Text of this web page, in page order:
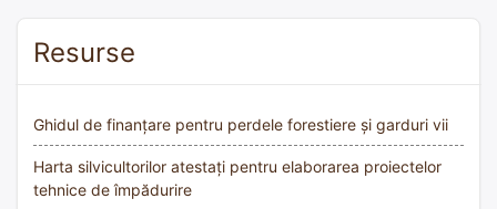
Resurse
Ghidul de finanțare pentru perdele forestiere și garduri vii
Harta silvicultorilor atestați pentru elaborarea proiectelor
tehnice de împădurire